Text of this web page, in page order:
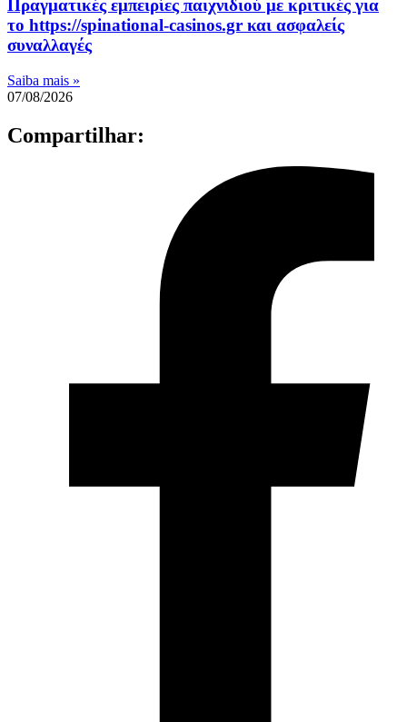
Πραγματικές εμπειρίες παιχνιδιού με κριτικές για
το https://spinational-casinos.gr και ασφαλείς
συναλλαγές
Saiba mais »
07/08/2026
Compartilhar: